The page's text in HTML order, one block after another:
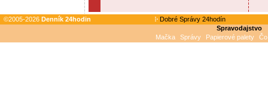
©2005-2026 Denník 24hodin
Dobré Správy 24hodín
Spravodajstvo
Mačka
Správy Papierové palety